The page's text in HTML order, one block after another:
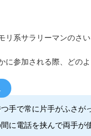
リ系サラリーマンのさい
に参加される際、どの
手で常に片手がふさが
に電話を挟んで両手が